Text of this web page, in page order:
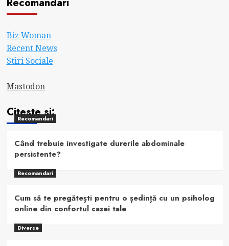
Biz Woman
Recent News
Stiri Sociale
Mastodon
Citeste si:
Recomandari
Când trebuie investigate durerile abdominale
persistente?
Recomandari
Cum să te pregătești pentru o ședință cu un psiholog
online din confortul casei tale
Diverse